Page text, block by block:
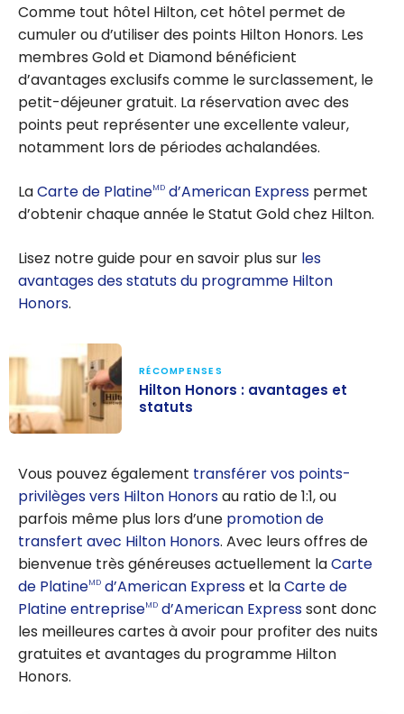
Comme tout hôtel Hilton, cet hôtel permet de
cumuler ou d’utiliser des points Hilton Honors. Les
membres Gold et Diamond bénéficient
d’avantages exclusifs comme le surclassement, le
petit-déjeuner gratuit. La réservation avec des
points peut représenter une excellente valeur,
notamment lors de périodes achalandées.
LaCarte de PlatineMD d’American Express permet
d’obtenir chaque année le Statut Gold chez Hilton.
Lisez notre guide pour en savoir plus sur les
avantages des statuts du programme Hilton
Honors.
avantages et
statuts
RÉCOMPENSES
Hilton Honors : avantages et
statuts
Vous pouvez également transférer vos points-
privilèges vers Hilton Honorsau ratio de 1:1, ou
parfois même plus lors d’une promotion de
transfert avec Hilton Honors. Avec leurs offres de
bienvenue très généreuses actuellement laCarte
de PlatineMD d’American Expresset laCarte de
Platine entrepriseMD d’American Expresssont donc
les meilleures cartes à avoir pour profiter des nuits
gratuites et avantages du programme Hilton
Honors.